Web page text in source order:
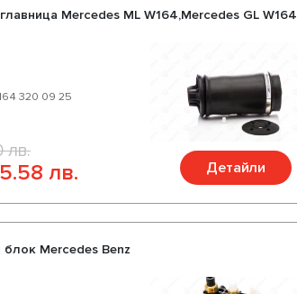
Mercedes ML W164,Mercedes GL W164
320 09 25
лв.
лв. Детайли
блок Mercedes Benz